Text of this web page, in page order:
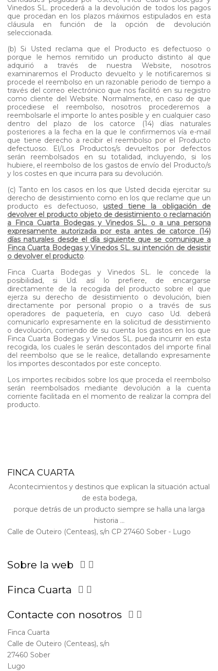
Vinedos SL. procederá a la devolución de todos los pagos
que procedan en los plazos máximos estipulados en esta
cláusula en función de la opción de devolución
seleccionada.
(b) Si Usted reclama que el Producto es defectuoso o
porque le hemos remitido un producto distinto al que
adquirió a través de nuestra Website, nosotros
examinaremos el Producto devuelto y le notificaremos si
procede el reembolso en un razonable periodo de tiempo a
través del correo electrónico que nos facilitó en su registro
como cliente del Website. Normalmente, en caso de que
procediese el reembolso, nosotros procederemos a
reembolsarle el importe lo antes posible y en cualquier caso
dentro del plazo de los catorce (14) días naturales
posteriores a la fecha en la que le confirmemos vía e-mail
que tiene derecho a recibir el reembolso por el Producto
defectuoso. El/Los Productos/s devueltos por defectos
serán reembolsados en su totalidad, incluyendo, si los
hubiere, el reembolso de los gastos de envío del Producto/s
y los costes en que incurra para su devolución.
(c) Tanto en los casos en los que Usted decida ejercitar su
derecho de desistimiento como en los que reclame que un
producto es defectuoso, usted tiene la obligación de
devolver el producto objeto de desistimiento o reclamación
a Finca Cuarta Bodegas y Vinedos SL. o a una persona
expresamente autorizada por esta antes de catorce (14)
días naturales desde el día siguiente que se comunique a
Finca Cuarta Bodegas y Vinedos SL. su intención de desistir
o devolver el producto.
Finca Cuarta Bodegas y Vinedos SL. le concede la
posibilidad, si Ud. así lo prefiere, de encargarse
directamente de la recogida del producto sobre el que
ejerza su derecho de desistimiento o devolución, bien
directamente por personal propio o a través de sus
operadores de paquetería, en cuyo caso Ud. deberá
comunicarlo expresamente en la solicitud de desistimiento
o devolución, corriendo de su cuenta los gastos en los que
Finca Cuarta Bodegas y Vinedos SL. pueda incurrir en esta
recogida, los cuales le serán descontados del importe final
del reembolso que se le realice, detallando expresamente
los importes descontados por este concepto.
Los importes recibidos sobre los que proceda el reembolso
serán reembolsados mediante devolución a la cuenta
corriente facilitada en el momento de realizar la compra del
producto.
FINCA CUARTA
Acontecimientos y destinos que explican la situación actual
de esta bodega,
porque detrás de un producto siempre se halla una larga
historia ...
Calle de Outeiro (Centeas), s/n CP 27460 Sober - Lugo
Sobre la web  
Finca Cuarta  
Contacte con nosotros  
Finca Cuarta
Calle de Outeiro (Centeas), s/n
27460 Sober
Lugo